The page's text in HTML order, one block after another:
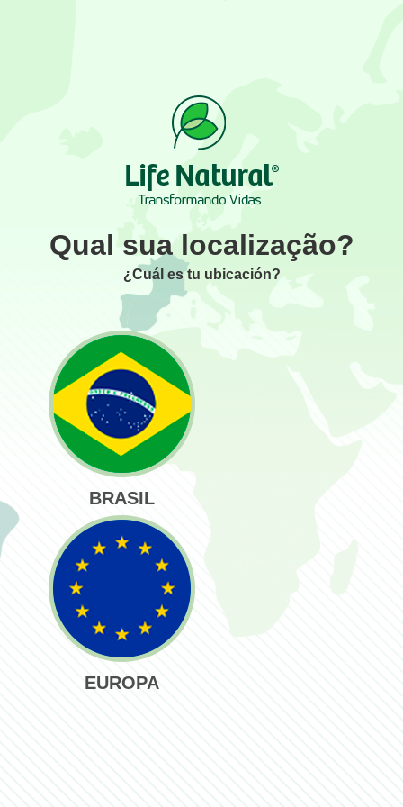
Qual sua localização?
¿Cuál es tu ubicación?
BRASIL
EUROPA